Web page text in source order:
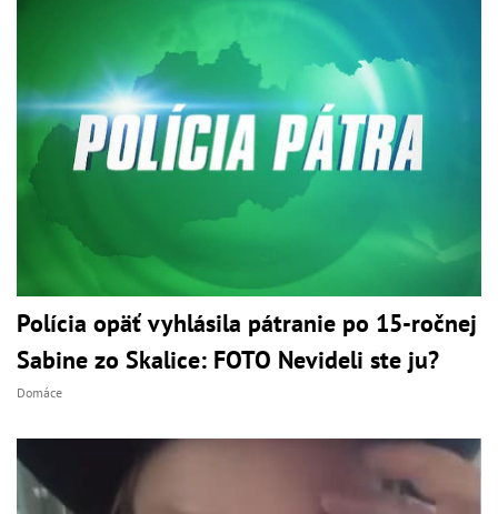
Polícia opäť vyhlásila pátranie po 15-ročnej
Sabine zo Skalice: FOTO Nevideli ste ju?
Domáce